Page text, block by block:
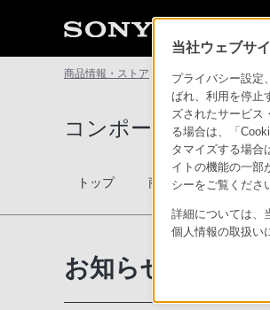
商品情報・ストア コンポーネントオー
コンポーネントオー
トップ 商品一覧 テクノ
お知らせ
当社ウェブサ
プライバシー設定
ばれ、利用を停止
ズされたサービス
る場合は、「
タマイズする場合
イトの機能の一部
シーをご覧くださ
詳細については、
個人情報の取扱い